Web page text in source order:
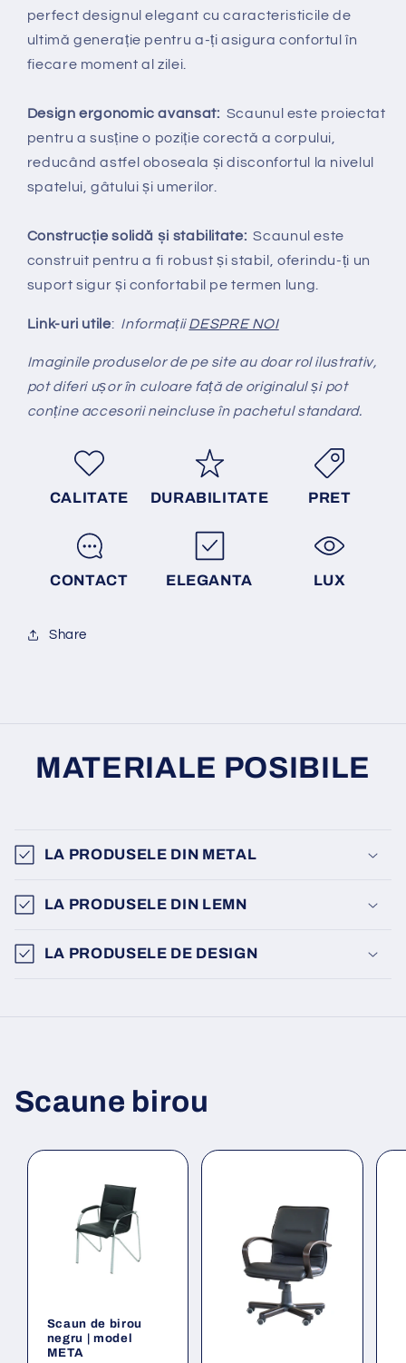
perfect designul elegant cu caracteristicile de
ultimă generație pentru a-ți asigura confortul în
fiecare moment al zilei.
Design ergonomic avansat: Scaunul este proiectat
pentru a susține o poziție corectă a corpului,
reducând astfel oboseala și disconfortul la nivelul
spatelui, gâtului și umerilor.
Construcție solidă și stabilitate:Scaunul este
construit pentru a fi robust și stabil, oferindu-ți un
suport sigur și confortabil pe termen lung.
Link-uri utile: InformațiiDESPRE NOI
Imaginile produselor de pe site au doar rol ilustrativ,
pot diferi ușor în culoare față de originalul și pot
conține accesorii neincluse în pachetul standard.
CALITATE DURABILITATE PRET
CONTACT ELEGANTA LUX
Share
MATERIALE POSIBILE
LA PRODUSELE DIN METAL
LA PRODUSELE DIN LEMN
LA PRODUSELE DE DESIGN
Scaune birou
Scaun de birou
negru | model
META